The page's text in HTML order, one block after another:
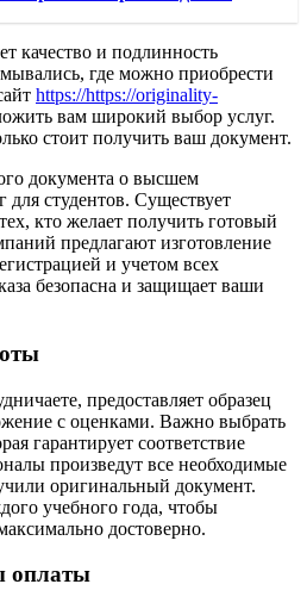
качество и подлинность
где можно приобрести
https://https://originality-
вам широкий выбор услуг.
стоит получить ваш документ.
документа о высшем
студентов. Существует
кто желает получить готовый
предлагают изготовление
и учетом всех
безопасна и защищает ваши
предоставляет образец
с оценками. Важно выбрать
гарантирует соответствие
произведут все необходимые
оригинальный документ.
учебного года, чтобы
достоверно.
оплаты